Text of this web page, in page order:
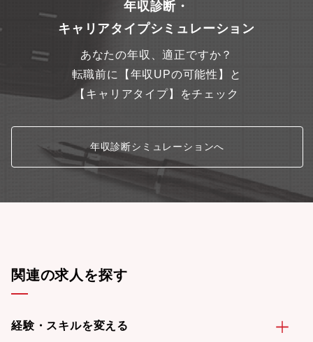
なマインドを持つ仲間を求めています。
年収診断・
キャリアタイプシミュレーション
あなたの年収、適正ですか？
転職前に【年収UPの可能性】と
【キャリアタイプ】をチェック
年収診断シミュレーションへ
関連の求人を探す
経験・スキルを変える